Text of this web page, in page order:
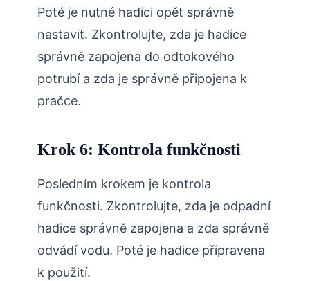
Poté je nutné hadici opět správně
nastavit. Zkontrolujte, zda je hadice
správně zapojena do odtokového
potrubí a zda je správně připojena k
pračce.
Krok 6: Kontrola funkčnosti
Posledním krokem je kontrola
funkčnosti. Zkontrolujte, zda je odpadní
hadice správně zapojena a zda správně
odvádí vodu. Poté je hadice připravena
k použití.